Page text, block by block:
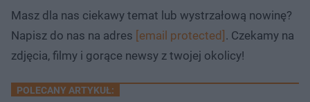
Masz dla nas ciekawy temat lub wystrzałową nowinę?
Napisz do nas na adres [email protected] . Czekamy na
zdjęcia, filmy i gorące newsy z twojej okolicy!
POLECANY ARTYKUŁ: